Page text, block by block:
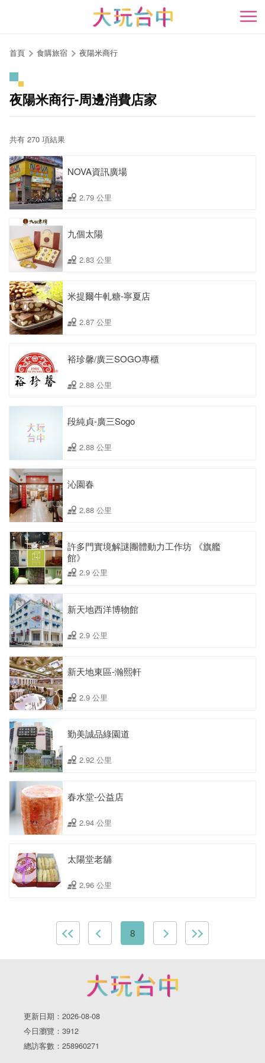
開
首頁 食購旅宿 夜陽米商行
夜陽米商行-周邊消費店家
共有 270 項結果
NOVA資訊廣場
2.79 公里
九個太陽
2.83 公里
米提爾牛軋糖-寧夏店
2.87 公里
裕珍馨/廣三SOGO專櫃
2.88 公里
段純貞-廣三Sogo
2.88 公里
沁園春
2.88 公里
許多門實境解謎團體動力工作坊 《旗艦
館》
2.9 公里
新天地西洋博物館
2.9 公里
新天地東區-瀚熙軒
2.9 公里
勤美誠品綠園道
2.92 公里
春水堂-公益店
2.94 公里
太陽堂老舖
2.96 公里
8
更新日期：2026-08-08
今日瀏覽：3912
總訪客數：258960271